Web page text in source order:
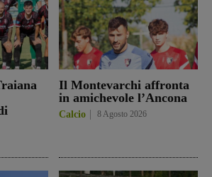
Il Montevarchi affronta
in amichevole l’Ancona
Calcio 8 Agosto 2026